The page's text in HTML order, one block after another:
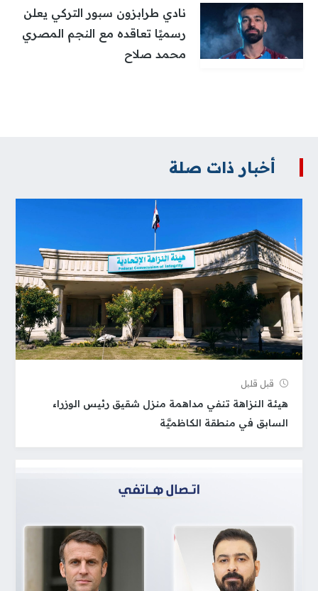
نادي طرابزون سبور التركي يعلن
رسميًا تعاقده مع النجم المصري
محمد صلاح
أخبار ذات صلة
قبل قلیل
هيئة النزاهة تنفي مداهمة منزل شقيق رئيس الوزراء
السابق في منطقة الكاظميَّة